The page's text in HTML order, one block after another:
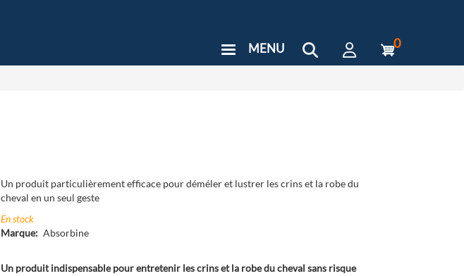
User
MENU 0
Un produit particulièrement efficace pour déméler et lustrer les crins et la robe du
cheval en un seul geste
En stock
Marque
Absorbine
Un produit indispensable pour entretenir les crins et la robe du cheval sans risque